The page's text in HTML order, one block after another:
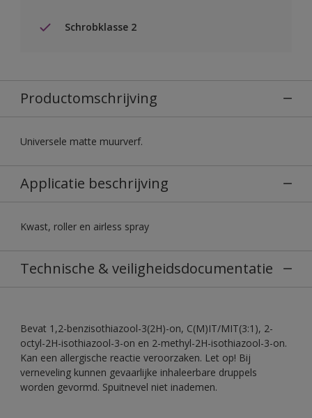
Schrobklasse 2
Productomschrijving
Universele matte muurverf.
Applicatie beschrijving
Kwast, roller en airless spray
Technische & veiligheidsdocumentatie
Bevat 1,2-benzisothiazool-3(2H)-on, C(M)IT/MIT(3:1), 2-
octyl-2H-isothiazool-3-on en 2-methyl-2H-isothiazool-3-on.
Kan een allergische reactie veroorzaken. Let op! Bij
verneveling kunnen gevaarlijke inhaleerbare druppels
worden gevormd. Spuitnevel niet inademen.